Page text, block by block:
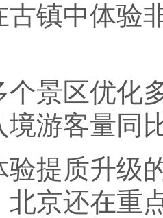
古镇中体验
区优化多
境游客量同
质升级的
北京还在重